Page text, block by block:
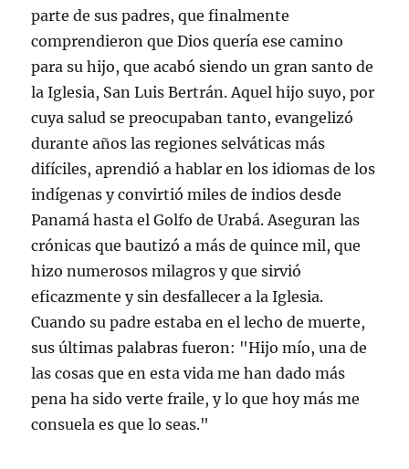
parte de sus padres, que finalmente
comprendieron que Dios quería ese camino
para su hijo, que acabó siendo un gran santo de
la Iglesia, San Luis Bertrán. Aquel hijo suyo, por
cuya salud se preocupaban tanto, evangelizó
durante años las regiones selváticas más
difíciles, aprendió a hablar en los idiomas de los
indígenas y convirtió miles de indios desde
Panamá hasta el Golfo de Urabá. Aseguran las
crónicas que bautizó a más de quince mil, que
hizo numerosos milagros y que sirvió
eficazmente y sin desfallecer a la Iglesia.
Cuando su padre estaba en el lecho de muerte,
sus últimas palabras fueron: "Hijo mío, una de
las cosas que en esta vida me han dado más
pena ha sido verte fraile, y lo que hoy más me
consuela es que lo seas."